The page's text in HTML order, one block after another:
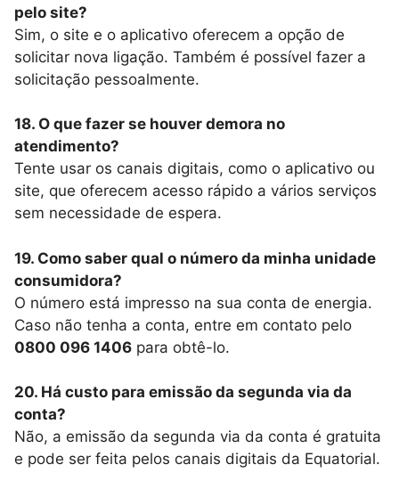
pelo site?
Sim, o site e o aplicativo oferecem a opção de
solicitar nova ligação. Também é possível fazer a
solicitação pessoalmente.
18. O que fazer se houver demora no
atendimento?
Tente usar os canais digitais, como o aplicativo ou
site, que oferecem acesso rápido a vários serviços
sem necessidade de espera.
19. Como saber qual o número da minha unidade
consumidora?
O número está impresso na sua conta de energia.
Caso não tenha a conta, entre em contato pelo
0800 096 1406 para obtê-lo.
20. Há custo para emissão da segunda via da
conta?
Não, a emissão da segunda via da conta é gratuita
e pode ser feita pelos canais digitais da Equatorial.